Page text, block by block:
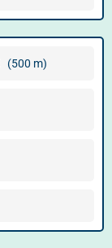
(500 m)